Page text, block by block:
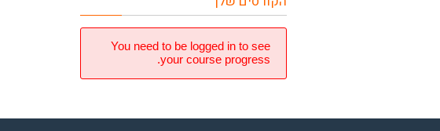
You need to be logged in to see
your course progress.